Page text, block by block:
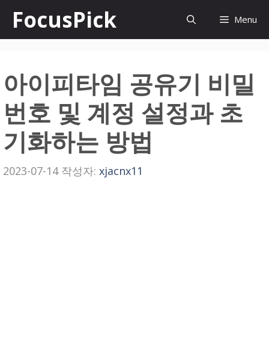
로
너
뛰
FocusPick Menu
아이피타임 공유기 비밀
번호 및 계정 설정과 초
기화하는 방법
2023-07-14 작성자: xjacnx11